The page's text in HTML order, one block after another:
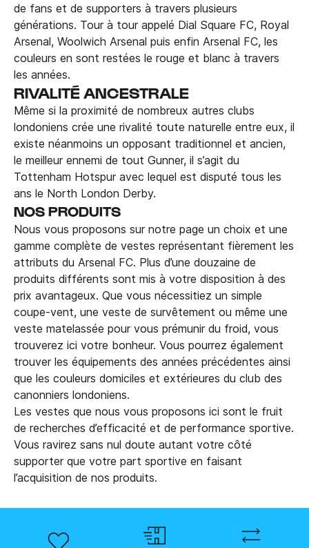
de fans et de supporters à travers plusieurs
générations. Tour à tour appelé Dial Square FC, Royal
Arsenal, Woolwich Arsenal puis enfin Arsenal FC, les
couleurs en sont restées le rouge et blanc à travers
les années.
RIVALITÉ ANCESTRALE
Même si la proximité de nombreux autres clubs
londoniens crée une rivalité toute naturelle entre eux, il
existe néanmoins un opposant traditionnel et ancien,
le meilleur ennemi de tout Gunner, il s’agit du
Tottenham Hotspur avec lequel est disputé tous les
ans le North London Derby.
NOS PRODUITS
Nous vous proposons sur notre page un choix et une
gamme complète de vestes représentant fièrement les
attributs du Arsenal FC. Plus d’une douzaine de
produits différents sont mis à votre disposition à des
prix avantageux. Que vous nécessitiez un simple
coupe-vent, une veste de survêtement ou même une
veste matelassée pour vous prémunir du froid, vous
trouverez ici votre bonheur. Vous pourrez également
trouver les équipements des années précédentes ainsi
que les couleurs domiciles et extérieures du club des
canonniers londoniens.
Les vestes que nous vous proposons ici sont le fruit
de recherches d’efficacité et de performance sportive.
Vous ravirez sans nul doute autant votre côté
supporter que votre part sportive en faisant
l’acquisition de nos produits.